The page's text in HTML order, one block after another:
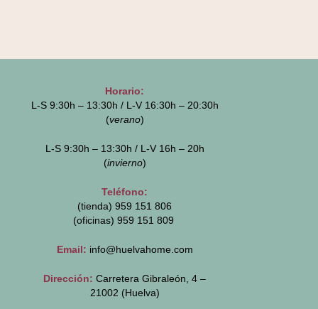
Horario:
L-S 9:30h – 13:30h / L-V 16:30h – 20:30h
(verano)
L-S 9:30h – 13:30h / L-V 16h – 20h
(invierno)
Teléfono:
(tienda) 959 151 806
(oficinas) 959 151 809
Email: info@huelvahome.com
Dirección: Carretera Gibraleón, 4 –
21002 (Huelva)